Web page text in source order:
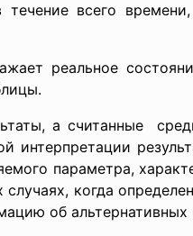
всего
реальное
а считанные
параметра,
когда
об